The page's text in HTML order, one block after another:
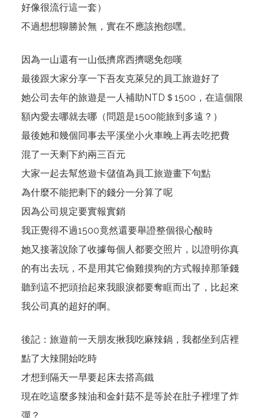
好像很流行這一套）
不過想想聊勝於無，實在不應該抱怨嘿。
因為一山還有一山低擠席西擠嗯免怨嘆
最後跟大家分享一下吾友克萊兒的員工旅遊好了
她公司去年的旅遊是一人補助NTD＄1500，在這個限
額內愛去哪就去哪（問題是1500能旅到多遠？）
最後她和幾個同事去平溪坐小火車晚上再去吃把費
混了一天剩下約兩三百元
大家一起去幫悠遊卡儲值為員工旅遊畫下句點
為什麼不能把剩下的錢分一分算了呢
因為公司規定要實報實銷
我正覺得不過1500竟然還要舉證整個很心酸時
她又接著說除了收據每個人都要交照片，以證明你真
的有出去玩，不是用其它偷雞摸狗的方式報掉那筆錢
聽到這不把頭抬起來我眼淚都要奪眶而出了，比起來
我公司真的超好的啊。
後記：旅遊前一天朋友揪我吃麻辣鍋，我都坐到店裡
點了大辣開始吃時
才想到隔天一早要起床去搭高鐵
現在吃這麼多辣油和金針菇不是等於在肚子裡埋了炸
彈？